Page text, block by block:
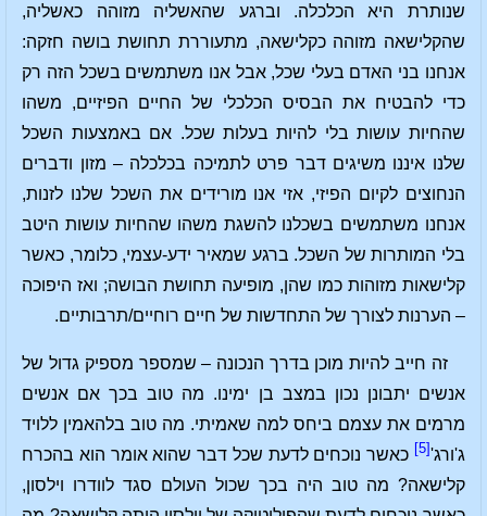
שנותרת היא הכלכלה. וברגע שהאשליה מזוהה כאשליה,
שהקלישאה מזוהה כקלישאה, מתעוררת תחושת בושה חזקה:
אנחנו בני האדם בעלי שכל, אבל אנו משתמשים בשכל הזה רק
כדי להבטיח את הבסיס הכלכלי של החיים הפיזיים, משהו
שהחיות עושות בלי להיות בעלות שכל. אם באמצעות השכל
שלנו איננו משיגים דבר פרט לתמיכה בכלכלה – מזון ודברים
הנחוצים לקיום הפיזי, אזי אנו מורידים את השכל שלנו לזנות,
אנחנו משתמשים בשכלנו להשגת משהו שהחיות עושות היטב
בלי המותרות של השכל. ברגע שמאיר ידע-עצמי, כלומר, כאשר
קלישאות מזוהות כמו שהן, מופיעה תחושת הבושה; ואז היפוכה
– הערנות לצורך של התחדשות של חיים רוחיים/תרבותיים.
זה חייב להיות מוכן בדרך הנכונה – שמספר מספיק גדול של
אנשים יתבונן נכון במצב בן ימינו. מה טוב בכך אם אנשים
מרמים את עצמם ביחס למה שאמיתי. מה טוב בלהאמין ללויד
ג'ורג'[5]
כאשר נוכחים לדעת שכל דבר שהוא אומר הוא בהכרח
קלישאה? מה טוב היה בכך שכול העולם סגד לוודרו וילסון,